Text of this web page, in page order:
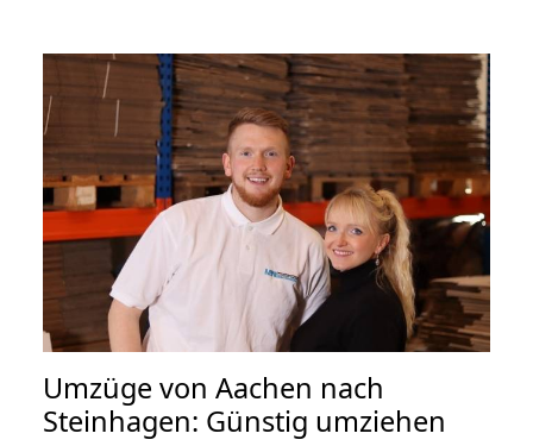
Umzüge von Aachen nach
Steinhagen: Günstig umziehen